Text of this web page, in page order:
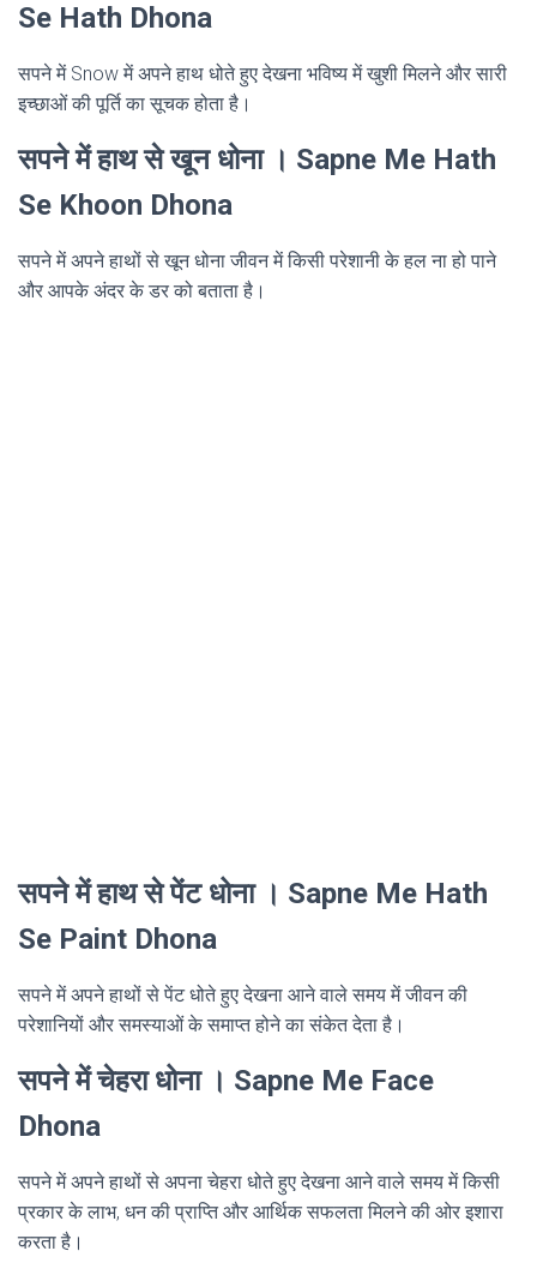
Se Hath Dhona
सपने में Snow में अपने हाथ धोते हुए देखना भविष्य में खुशी मिलने और सारी
इच्छाओं की पूर्ति का सूचक होता है।
सपने में हाथ से खून धोना । Sapne Me Hath
Se Khoon Dhona
सपने में अपने हाथों से खून धोना जीवन में किसी परेशानी के हल ना हो पाने
और आपके अंदर के डर को बताता है।
सपने में हाथ से पेंट धोना । Sapne Me Hath
Se Paint Dhona
सपने में अपने हाथों से पेंट धोते हुए देखना आने वाले समय में जीवन की
परेशानियों और समस्याओं के समाप्त होने का संकेत देता है।
सपने में चेहरा धोना । Sapne Me Face
Dhona
सपने में अपने हाथों से अपना चेहरा धोते हुए देखना आने वाले समय में किसी
प्रकार के लाभ, धन की प्राप्ति और आर्थिक सफलता मिलने की ओर इशारा
करता है।